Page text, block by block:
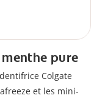
pure
Colgate
et les mini-